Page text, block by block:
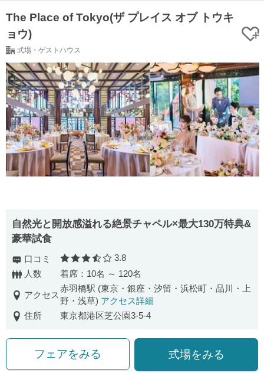
The Place of Tokyo(ザ プレイス オブ トウキ
ョウ)
式場・ゲストハウス
自然光と開放感溢れる絶景チャペル×最大130万特典&
豪華試食
口コミ 口コミ評価
3.8
人数
着席：10名 ～ 120名
アクセス
赤羽橋駅 (東京・銀座・汐留・浜松町・品川・上
野・浅草) アクセス詳細
住所
東京都港区芝公園3-5-4
フェアをみる 式場をみる